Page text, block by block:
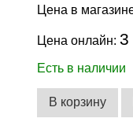
Цена в
Цена онлайн:3
Есть в наличии
В корзину